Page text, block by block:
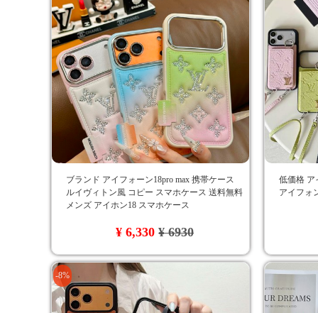
ブランド アイフォーン18pro max 携帯ケース
ルイヴィトン風 コピー スマホケース 送料無料
メンズ アイホン18 スマホケース
¥ 6,330¥ 6930
低価格 ア
アイフォ
-8%